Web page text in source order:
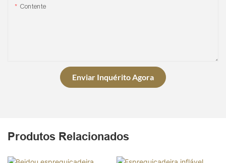
Contente
Enviar Inquérito Agora
Produtos Relacionados